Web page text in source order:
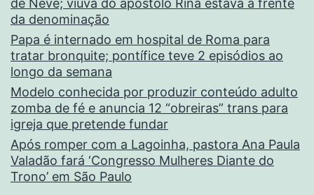
de Neve; viúva do apóstolo Rina estava à frente
da denominação
Papa é internado em hospital de Roma para
tratar bronquite; pontífice teve 2 episódios ao
longo da semana
Modelo conhecida por produzir conteúdo adulto
zomba de fé e anuncia 12 “obreiras” trans para
igreja que pretende fundar
Após romper com a Lagoinha, pastora Ana Paula
Valadão fará ‘Congresso Mulheres Diante do
Trono’ em São Paulo